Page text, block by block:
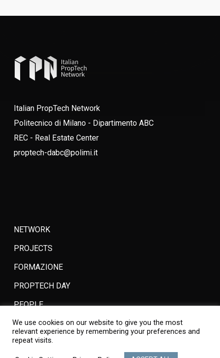
Italian PropTech Network
Politecnico di Milano - Dipartimento ABC
REC - Real Estate Center
proptech-dabc@polimi.it
NETWORK
PROJECTS
FORMAZIONE
PROPTECH DAY
PEOPLE
JOIN
DOWNLOAD
We use cookies on our website to give you the most
relevant experience by remembering your preferences and
repeat visits.